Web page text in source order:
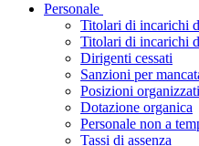
Personale
Titolari di incarichi
Titolari di incarichi
Dirigenti cessati
Sanzioni per
Posizioni
Dotazione organica
Personale non a
Tassi di assenza